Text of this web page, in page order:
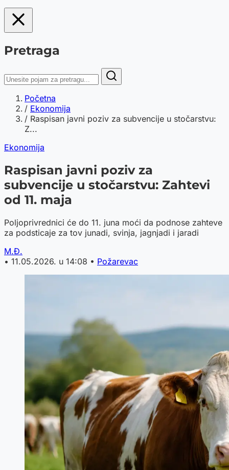
Pretraga
Početna
/ Ekonomija
/ Raspisan javni poziv za subvencije u stočarstvu:
Z...
Ekonomija
Raspisan javni poziv za
subvencije u stočarstvu: Zahtevi
od 11. maja
Poljoprivrednici će do 11. juna moći da podnose zahteve
za podsticaje za tov junadi, svinja, jagnjadi i jaradi
M.Đ.
• 11.05.2026. u 14:08 • Požarevac